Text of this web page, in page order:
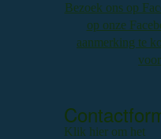
Bezoek ons op
op onze
aanmerking te
Klik hier om het